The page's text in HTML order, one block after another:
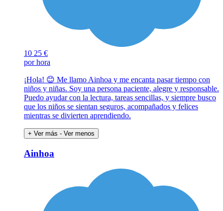
10 25 €
por hora
¡Hola! 😊 Me llamo Ainhoa y me encanta pasar tiempo con
niños y niñas. Soy una persona paciente, alegre y responsable.
Puedo ayudar con la lectura, tareas sencillas, y siempre busco
que los niños se sientan seguros, acompañados y felices
mientras se divierten aprendiendo.
+ Ver más - Ver menos
Ainhoa